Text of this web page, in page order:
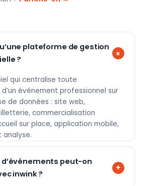
plateforme de gestion
?
qui centralise toute
d’un événement professionnel sur
de données : site web,
commercialisation
sur place, application mobile,
analyse.
d’événements peut-on
inwink ?